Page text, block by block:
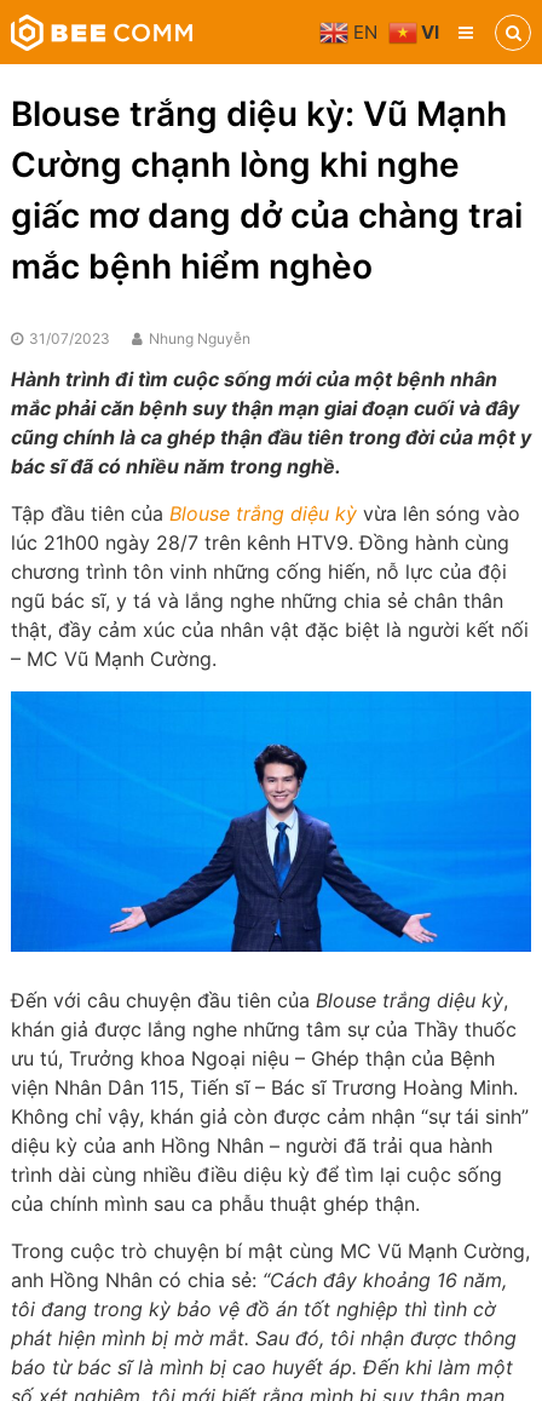
Skip
to
content
Bee
Comm
thông
phương
tiện
Blouse trắng diệu kỳ: Vũ Mạnh
Cường chạnh lòng khi nghe
giấc mơ dang dở của chàng trai
mắc bệnh hiểm nghèo
31/07/2023 Nhung Nguyễn
Hành trình đi tìm cuộc sống mới của một bệnh nhân
mắc phải căn bệnh suy thận mạn giai đoạn cuối và đây
cũng chính là ca ghép thận đầu tiên trong đời của một y
bác sĩ đã có nhiều năm trong nghề.
Tập đầu tiên của Blouse trắng diệu kỳvừa lên sóng vào
lúc 21h00 ngày 28/7 trên kênh HTV9. Đồng hành cùng
chương trình tôn vinh những cống hiến, nỗ lực của đội
ngũ bác sĩ, y tá và lắng nghe những chia sẻ chân thân
thật, đầy cảm xúc của nhân vật đặc biệt là người kết nối
– MC Vũ Mạnh Cường.
Đến với câu chuyện đầu tiên của Blouse trắng diệu kỳ,
khán giả được lắng nghe những tâm sự của Thầy thuốc
ưu tú, Trưởng khoa Ngoại niệu – Ghép thận của Bệnh
viện Nhân Dân 115, Tiến sĩ – Bác sĩ Trương Hoàng Minh.
Không chỉ vậy, khán giả còn được cảm nhận “sự tái sinh”
diệu kỳ của anh Hồng Nhân – người đã trải qua hành
trình dài cùng nhiều điều diệu kỳ để tìm lại cuộc sống
của chính mình sau ca phẫu thuật ghép thận.
Trong cuộc trò chuyện bí mật cùng MC Vũ Mạnh Cường,
anh Hồng Nhân có chia sẻ: “Cách đây khoảng 16 năm,
tôi đang trong kỳ bảo vệ đồ án tốt nghiệp thì tình cờ
phát hiện mình bị mờ mắt. Sau đó, tôi nhận được thông
báo từ bác sĩ là mình bị cao huyết áp. Đến khi làm một
EN VI